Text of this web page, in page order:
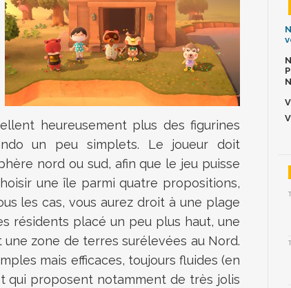
heureusement plus des figurines
un peu simplets. Le joueur doit
nord ou sud, afin que le jeu puisse
une île parmi quatre propositions,
les cas, vous aurez droit à une plage
résidents placé un peu plus haut, une
zone de terres surélevées au Nord.
mais efficaces, toujours fluides (en
qui proposent notamment de très jolis